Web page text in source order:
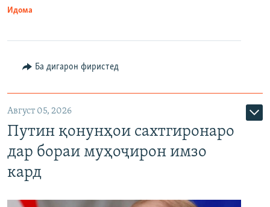
Идома
Ба дигарон фиристед
Август 05, 2026
Путин қонунҳои сахтгиронаро
дар бораи муҳоҷирон имзо
кард